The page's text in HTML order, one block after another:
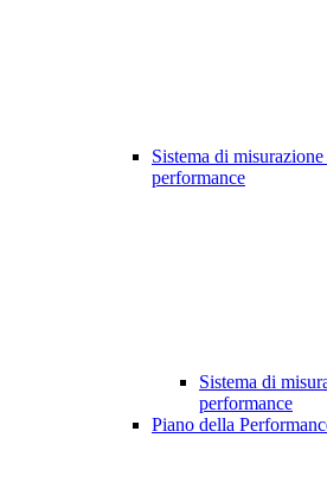
Sistema di
performance
Sistema di
performance
Piano della